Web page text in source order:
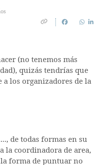
(no tenemos más
quizás tendrías que
los organizadores de la
de todas formas en su
la coordinadora de area,
forma de puntuar no